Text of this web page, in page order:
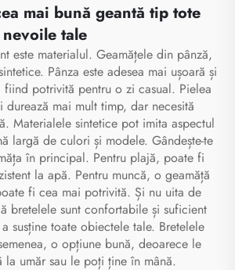
mai bună geantă tip tote
tale
este materialul. Geamățele din pânză,
Pânza este adesea mai ușoară și
fiind potrivită pentru o zi casual. Pielea
durează mai mult timp, dar necesită
Materialele sintetice pot imita aspectul
largă de culori și modele. Gândește-te
în principal. Pentru plajă, poate fi
la apă. Pentru muncă, o geamăță
fi cea mai potrivită. Și nu uita de
bretelele sunt confortabile și suficient
susține toate obiectele tale. Bretelele
o opțiune bună, deoarece le
la umăr sau le poți ține în mână.